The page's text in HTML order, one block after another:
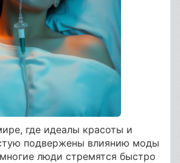
где идеалы красоты и
подвержены влиянию моды
люди стремятся быстро